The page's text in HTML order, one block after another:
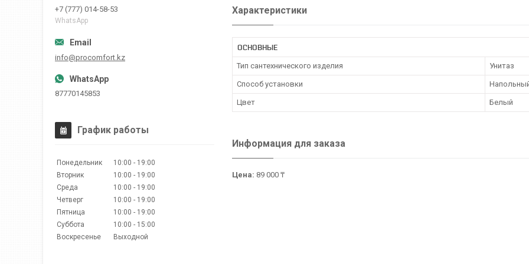
Характеристики
ОСНОВНЫЕ
Тип сантехнического изделия Унитаз
Способ установки
Цвет Белый
Информация для заказа
Цена: 89 000 ₸
+7 (777) 014-58-53
WhatsApp
info@procomfort.kz
87770145853
График работы
Понедельник 10:00
19:00
Вторник
10:00
19:00
Среда
10:00
19:00
Четверг
10:00
19:00
Пятница
10:00
19:00
Суббота
10:00
15:00
Воскресенье
Выходной